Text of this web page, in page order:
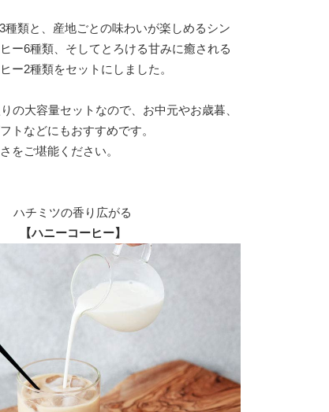
種類と、産地ごとの味わいが楽しめるシン
ー6種類、そしてとろける甘みに癒される
ー2種類をセットにしました。
の大容量セットなので、お中元やお歳暮、
トなどにもおすすめです。
をご堪能ください。
ハチミツの香り広がる
【ハニーコーヒー】